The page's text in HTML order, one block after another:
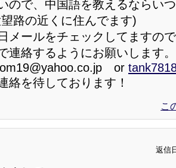
ので、中国語を教えるならい
路の近くに住んでます)
メールをチェックしてますの
連絡するようにお願いします
or
絡を待しております！
こ
返信